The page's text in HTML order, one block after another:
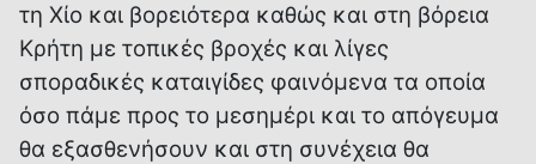
τη Χίο και βορειότερα καθώς και στη βόρεια
Κρήτη με τοπικές βροχές και λίγες
σποραδικές καταιγίδες φαινόμενα τα οποία
όσο πάμε προς το μεσημέρι και το απόγευμα
θα εξασθενήσουν και στη συνέχεια θα